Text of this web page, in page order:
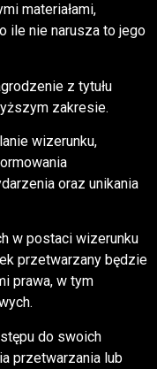
materiałami,
ile nie narusza to jego
z tytułu
zakresie.
wizerunku,
oraz unikania
w postaci wizerunku
przetwarzany będzie
prawa, w tym
do swoich
przetwarzania lub